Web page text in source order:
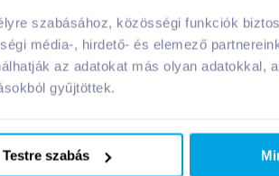
szabásához, közösségi funkciók
média-, hirdető- és elemező
az adatokat más olyan adatokkal,
gyűjtöttek.
Testre szabás
további termékei